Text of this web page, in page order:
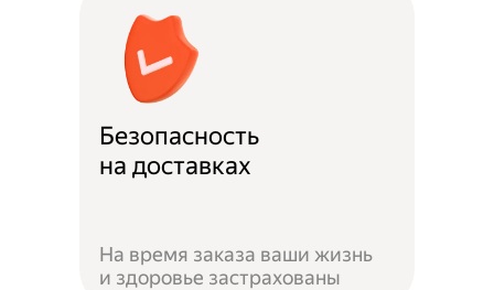
Безопасность
на доставках
На время заказа ваши жизнь
и здоровье застрахованы